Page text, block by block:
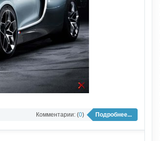
Подробнее...
Комментарии: (0)